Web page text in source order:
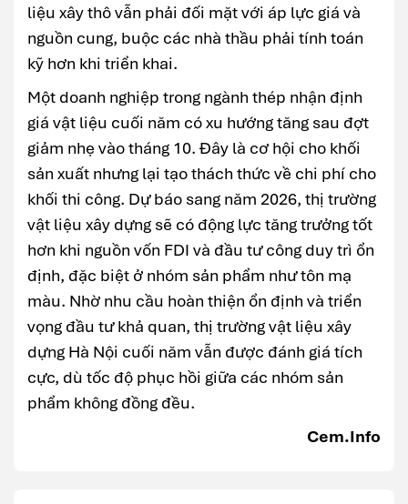
liệu xây thô vẫn phải đối mặt với áp lực giá và
nguồn cung, buộc các nhà thầu phải tính toán
kỹ hơn khi triển khai.
Một doanh nghiệp trong ngành thép nhận định
giá vật liệu cuối năm có xu hướng tăng sau đợt
giảm nhẹ vào tháng 10. Đây là cơ hội cho khối
sản xuất nhưng lại tạo thách thức về chi phí cho
khối thi công. Dự báo sang năm 2026, thị trường
vật liệu xây dựng sẽ có động lực tăng trưởng tốt
hơn khi nguồn vốn FDI và đầu tư công duy trì ổn
định, đặc biệt ở nhóm sản phẩm như tôn mạ
màu. Nhờ nhu cầu hoàn thiện ổn định và triển
vọng đầu tư khả quan, thị trường vật liệu xây
dựng Hà Nội cuối năm vẫn được đánh giá tích
cực, dù tốc độ phục hồi giữa các nhóm sản
phẩm không đồng đều.
Cem.Info